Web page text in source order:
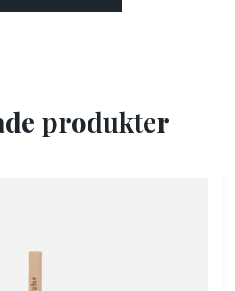
produkter